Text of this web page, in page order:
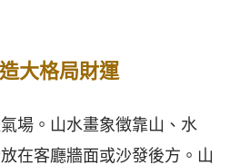
大格局財運
場。山水畫象徵靠山、水
在客廳牆面或沙發後方。山